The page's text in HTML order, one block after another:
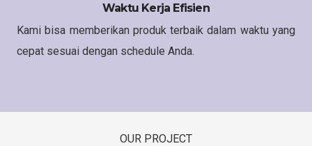
Waktu Kerja Efisien
Kami bisa memberikan produk terbaik dalam waktu yang
cepat sesuai dengan schedule Anda.
OUR PROJECT